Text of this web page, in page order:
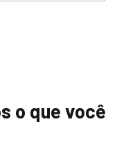
o que você